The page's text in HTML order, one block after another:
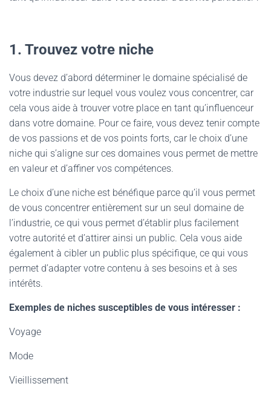
1. Trouvez votre niche
Vous devez d’abord déterminer le domaine spécialisé de
votre industrie sur lequel vous voulez vous concentrer, car
cela vous aide à trouver votre place en tant qu’influenceur
dans votre domaine. Pour ce faire, vous devez tenir compte
de vos passions et de vos points forts, car le choix d’une
niche qui s’aligne sur ces domaines vous permet de mettre
en valeur et d’affiner vos compétences.
Le choix d’une niche est bénéfique parce qu’il vous permet
de vous concentrer entièrement sur un seul domaine de
l’industrie, ce qui vous permet d’établir plus facilement
votre autorité et d’attirer ainsi un public. Cela vous aide
également à cibler un public plus spécifique, ce qui vous
permet d’adapter votre contenu à ses besoins et à ses
intérêts.
Exemples de niches susceptibles de vous intéresser :
Voyage
Mode
Vieillissement